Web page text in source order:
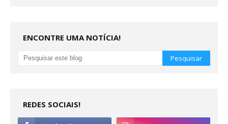
ENCONTRE UMA NOTÍCIA!
REDES SOCIAIS!